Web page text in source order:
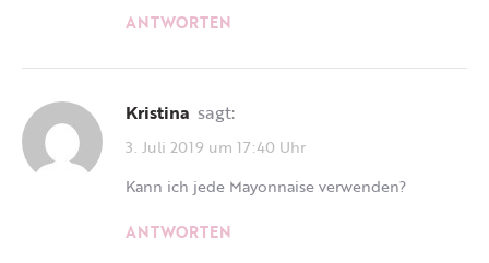
ANTWORTEN
Kristina sagt:
3. Juli 2019 um 17:40 Uhr
Kann ich jede Mayonnaise verwenden?
ANTWORTEN